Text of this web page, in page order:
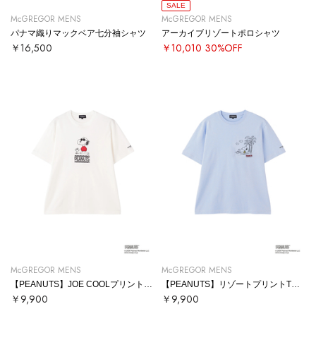
McGREGOR MENS
パナマ織りマックベア七分袖シャツ
￥16,500
SALE
McGREGOR MENS
アーカイブリゾートポロシャツ
￥10,010 30%OFF
McGREGOR MENS
￥9,900
McGREGOR MENS
￥9,900